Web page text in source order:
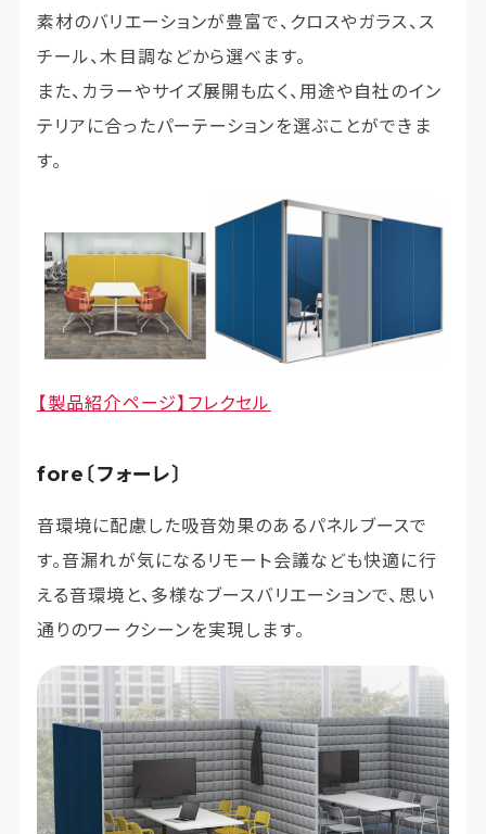
素材のバリエーションが豊富で、クロスやガラス、ス
チール、木目調などから選べます。
また、カラーやサイズ展開も広く、用途や自社のイン
テリアに合ったパーテーションを選ぶことができま
す。
【製品紹介ページ】フレクセル
fore〔フォーレ〕
音環境に配慮した吸音効果のあるパネルブースで
す。音漏れが気になるリモート会議なども快適に行
える音環境と、多様なブースバリエーションで、思い
通りのワークシーンを実現します。